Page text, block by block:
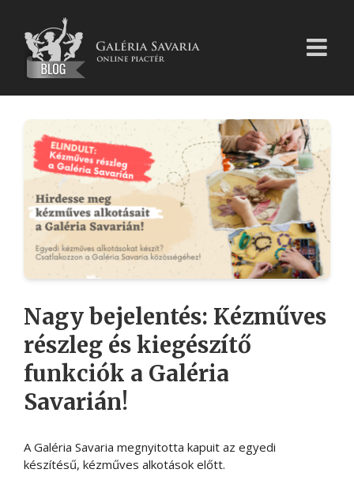
Nagy bejelentés: Kézműves
részleg és kiegészítő
funkciók a Galéria
Savarián!
A Galéria Savaria megnyitotta kapuit az egyedi
készítésű, kézműves alkotások előtt.